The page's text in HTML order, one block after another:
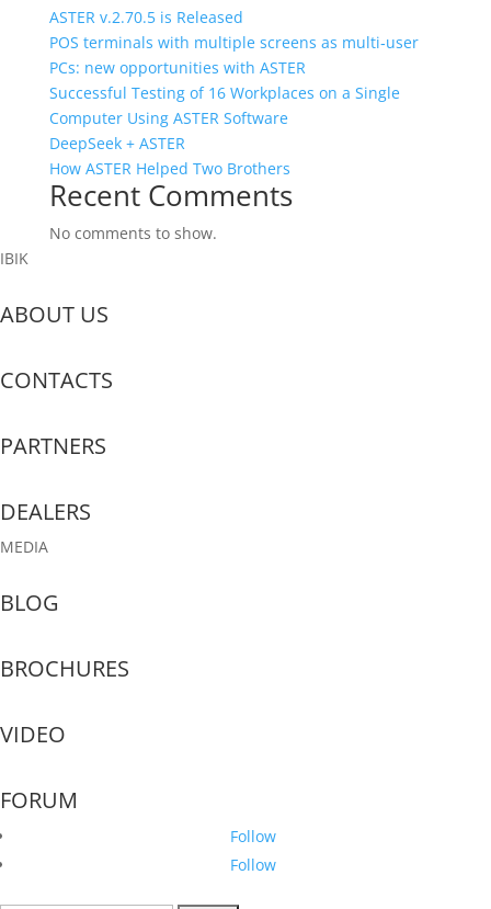
ASTER v.2.70.5 is Released
POS terminals with multiple screens as multi‑user
PCs: new opportunities with ASTER
Successful Testing of 16 Workplaces on a Single
Computer Using ASTER Software
DeepSeek + ASTER
How ASTER Helped Two Brothers
Recent Comments
No comments to show.
IBIK
ABOUT US
CONTACTS
PARTNERS
DEALERS
MEDIA
BLOG
BROCHURES
VIDEO
FORUM
Follow
Follow